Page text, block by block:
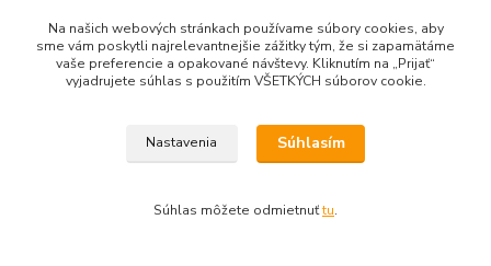
Zvolen, 96001
Akceptujeme tieto platobné karty
Na našich webových stránkach používame súbory cookies, aby
sme vám poskytli najrelevantnejšie zážitky tým, že si zapamätáme
vaše preferencie a opakované návštevy. Kliknutím na „Prijať“
vyjadrujete súhlas s použitím VŠETKÝCH súborov cookie.
Nastavenia Súhlasím
Súhlas môžete odmietnuťtu.